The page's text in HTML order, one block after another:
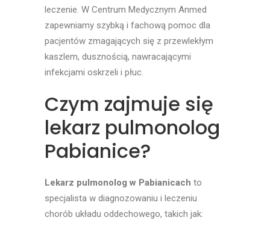
leczenie. W Centrum Medycznym Anmed
zapewniamy szybką i fachową pomoc dla
pacjentów zmagających się z przewlekłym
kaszlem, dusznością, nawracającymi
infekcjami oskrzeli i płuc.
Czym zajmuje się
lekarz pulmonolog
Pabianice?
Lekarz pulmonolog w Pabianicach to
specjalista w diagnozowaniu i leczeniu
chorób układu oddechowego, takich jak: